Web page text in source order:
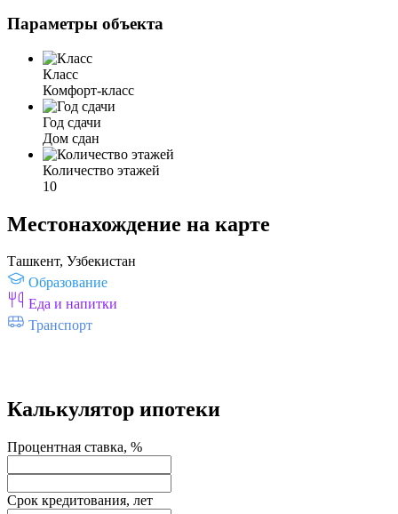
Параметры объекта
Класс
Комфорт-класс
Год сдачи
Дом сдан
Количество этажей
10
Местонахождение на карте
Ташкент, Узбекистан
Образование
Еда и напитки
Транспорт
Калькулятор ипотеки
Процентная ставка, %
Срок кредитования, лет